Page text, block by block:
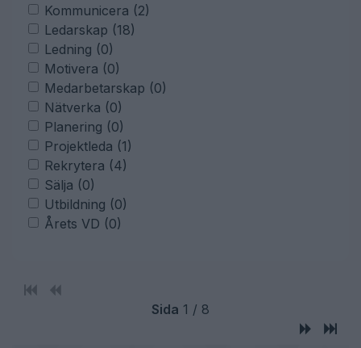
Sida 1 / 8
Kommunicera (2)
Ledarskap (18)
Ledning (0)
Motivera (0)
Medarbetarskap (0)
Nätverka (0)
Planering (0)
Projektleda (1)
Rekrytera (4)
Sälja (0)
Utbildning (0)
Årets VD (0)